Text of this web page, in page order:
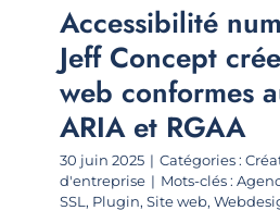
Accessibilité
Jeff Concept
web conformes
ARIA et RGAA
30 juin 2025 | Catégories :
d'entreprise | Mots-clés :
SSL , Plugin, Site web,